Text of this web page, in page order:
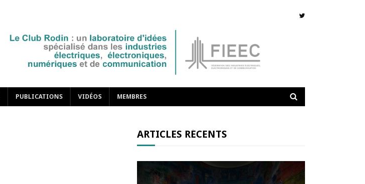
PUBLICATIONS VIDÉOS MEMBRES
ARTICLES RÉCENTS